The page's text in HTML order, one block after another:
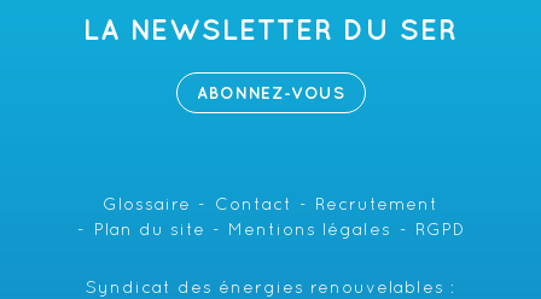
LA NEWSLETTER DU SER
ABONNEZ-VOUS
Glossaire Contact
Recrutement
Plan du site
Mentions légales RGPD
Syndicat des énergies renouvelables :